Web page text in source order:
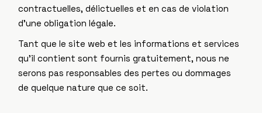
contractuelles, délictuelles et en cas de violation
d’une obligation légale.
Tant que le site web et les informations et services
qu’il contient sont fournis gratuitement, nous ne
serons pas responsables des pertes ou dommages
de quelque nature que ce soit.